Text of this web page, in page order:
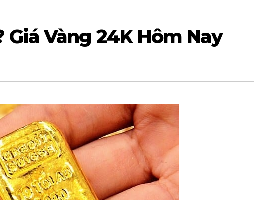
Giá Vàng 24K Hôm Nay